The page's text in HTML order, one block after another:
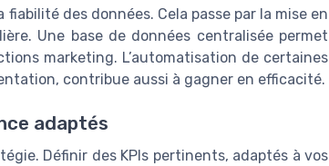
des données. Cela passe par la mise en
Une base de données centralisée permet
marketing. L’automatisation de certaines
contribue aussi à gagner en efficacité.
adaptés
Définir des KPIs pertinents, adaptés à vos